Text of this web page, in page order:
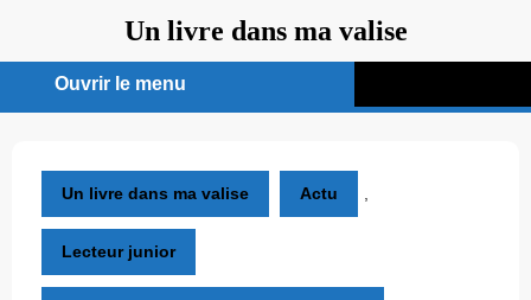
contenu
Un livre dans ma valise
Ouvrir le menu
menu
Un livre dans ma valise Actu
Lecteur junior